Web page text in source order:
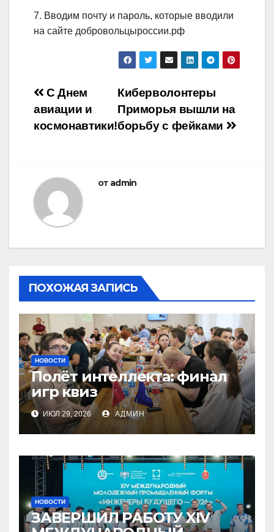
7. Вводим почту и пароль, которые вводили
на сайте добровольцыроссии.рф
Навигация
по
Киберволонтеры
Приморья вышли на
борьбу с фейками
С Днем
авиации и
космонавтики!
от admin
ПОХОЖАЯ ЗАПИСЬ
НОВОСТИ
Полёт интеллекта: финал
игр квиз
ИЮЛ 29, 2026 АДМИН
НОВОСТИ
ЗАВЕРШИЛ РАБОТУ XIV